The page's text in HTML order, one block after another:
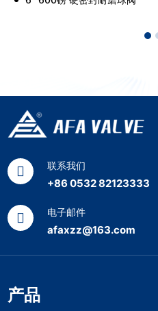
联系我们
+86 0532 82123333
电子邮件
afaxzz@163.com
产品